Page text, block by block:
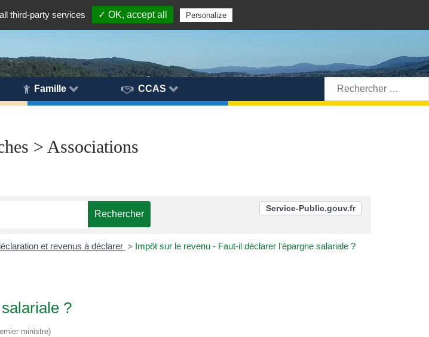
Famille CCAS
Rechercher:
> Associations
Service-Public.gouv.fr
et revenus à déclarer > Impôt sur le revenu - Faut-il déclarer l'épargne salariale ?
?
ministre)
third-party services ✓ OK, accept all Personalize